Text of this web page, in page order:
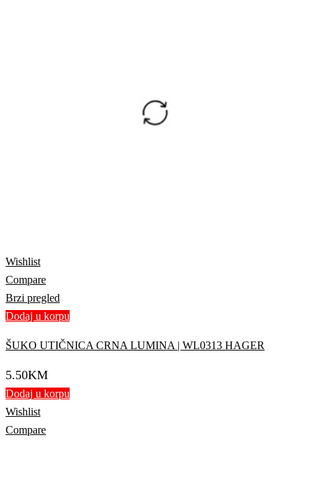
Wishlist
Compare
Brzi pregled
Dodaj u korpu
ŠUKO UTIČNICA CRNA LUMINA | WL0313 HAGER
5.50KM
Dodaj u korpu
Wishlist
Compare